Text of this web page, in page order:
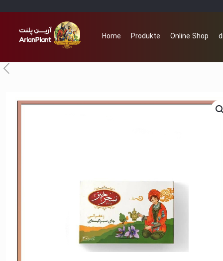
Home Produkte Online Shop